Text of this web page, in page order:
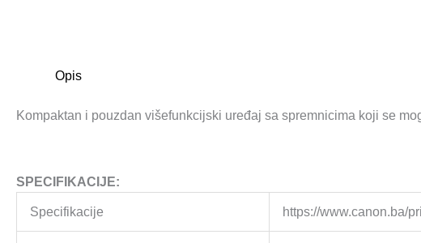
Opis
Kompaktan i pouzdan višefunkcijski uređaj sa spremnicima koji se
SPECIFIKACIJE:
Specifikacije https://www.canon.ba/